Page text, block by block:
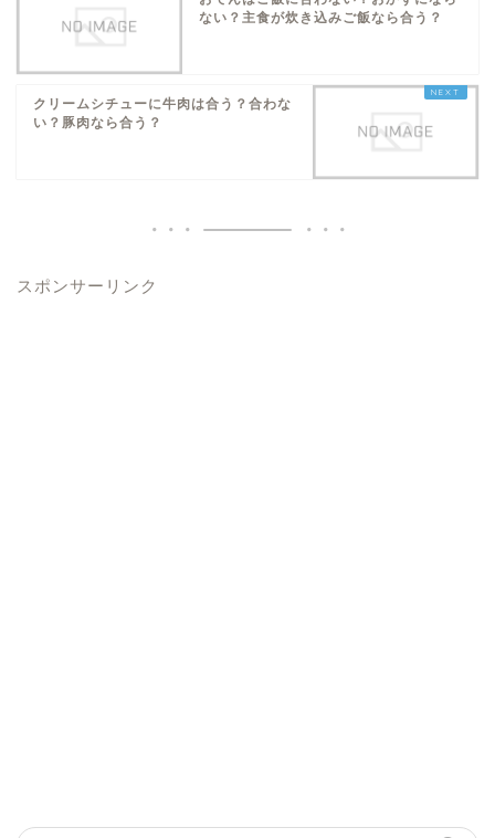
ない？主食が炊き込みご飯なら合う？
クリームシチューに牛肉は合う？合わな
い？豚肉なら合う？
スポンサーリンク